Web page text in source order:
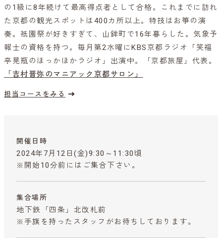
の1級に8年続けて最高得点者として合格。これまでに訪れ
た京都の観光スポットは400カ所以上。特技はお箏の演
奏。祇園祭が好きすぎて、山鉾町で16年暮らした。気象予
報士の資格を持つ。毎月第2水曜にKBS京都ラジオ「笑福
亭晃瓶のほっかほかラジオ」出演中。「京都旅屋」代表。
「吉村晋弥のマニアック京都サロン」
担当コースをみる
開催日時
2024年7月12日(金)9:30～11:30頃
※開始10分前にはご集合下さい。
集合場所
地下鉄「四条」北改札前
※手旗を持ったスタッフがお待ちしております。